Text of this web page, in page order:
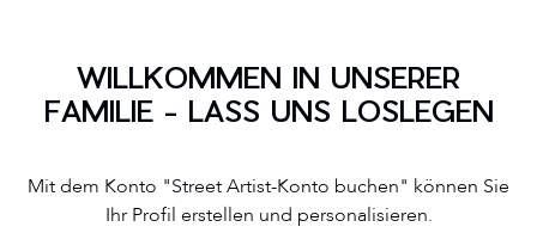
WILLKOMMEN IN UNSERER
FAMILIE - LASS UNS LOSLEGEN
Mit dem Konto "Street Artist-Konto buchen" können Sie
Ihr Profil erstellen und personalisieren.